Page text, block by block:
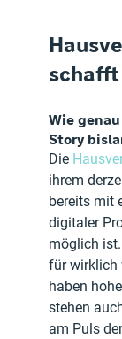
Wie
Story
Die
ihrem
bereits mit
digitaler
möglich
für wirklich
haben
stehen
am Puls